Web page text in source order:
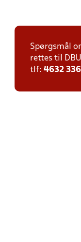
Spørgsmål
rettes til
tlf: 4632